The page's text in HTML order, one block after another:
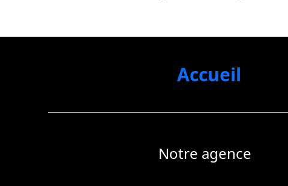
Accueil
Notre agence